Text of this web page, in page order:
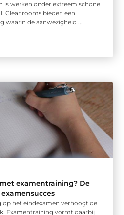
is werken onder extreem schone
Cleanrooms bieden een
waarin de aanwezigheid ...
examentraining? De
op het eindexamen verhoogt de
Examentraining vormt daarbij